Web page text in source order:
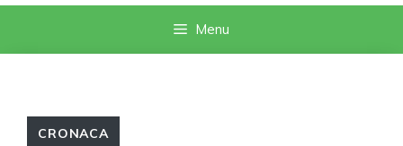
Menu
CRONACA